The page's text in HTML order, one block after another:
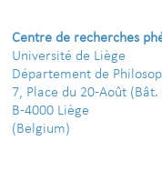
Centre de recherches
Université de Liège
Département de
7, Place du 20-Août (Bât.
B-4000 Liège
(Belgium)